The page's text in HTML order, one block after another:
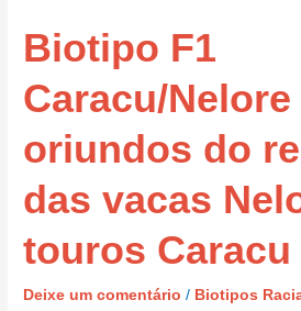
Biotipo F1
Caracu/Nelore
oriundos do
das vacas
touros Caracu
Deixe um comentário / Biotipos
Caracu/Nelore
oriundos
do
repasse
vacas
com
Caracu